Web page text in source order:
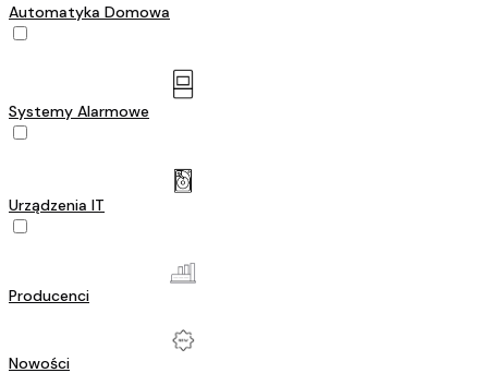
Automatyka Domowa
Systemy Alarmowe
Urządzenia IT
Producenci
Nowości